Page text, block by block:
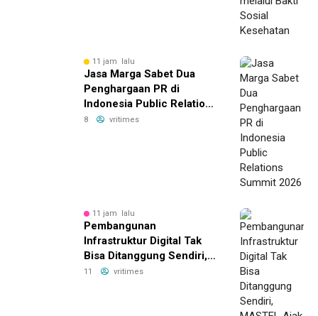
11 jam lalu
Jasa Marga Sabet Dua
Penghargaan PR di
Indonesia Public Relations
Summit 2026
8 vritimes
11 jam lalu
Pembangunan
Infrastruktur Digital Tak
Bisa Ditanggung Sendiri,
MASTEL Ajak OTT Global
11 vritimes